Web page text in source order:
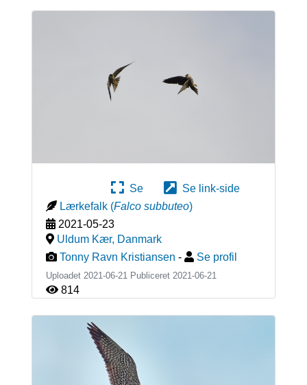
Se
Se link-side
Lærkefalk (Falco subbuteo)
2021-05-23
Uldum Kær, Danmark
Tonny Ravn Kristiansen - Se profil
Uploadet 2021-06-21 Publiceret 2021-06-21
814